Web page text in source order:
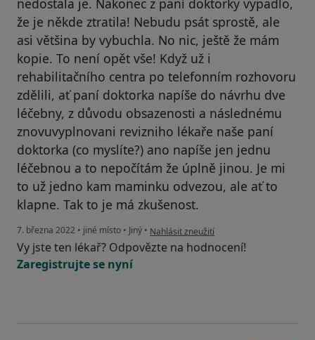
nedostala je. Nakonec z paní doktorky vypadlo,
že je někde ztratila! Nebudu psát sprostě, ale
asi většina by vybuchla. No nic, ještě že mám
kopie. To není opět vše! Když už i
rehabilitačního centra po telefonním rozhovoru
zdělili, ať paní doktorka napíše do návrhu dve
léčebny, z důvodu obsazenosti a následnému
znovuvyplnovani revizniho lékaře naše paní
doktorka (co myslíte?) ano napíše jen jednu
léčebnou a to nepočítám že úplně jinou. Je mi
to už jedno kam maminku odvezou, ale ať to
klapne. Tak to je má zkušenost.
7. března 2022 • jiné místo • Jiný • podle názoru uživatele MJ
Nahlásit zneužití
Vy jste ten lékař? Odpovězte na hodnocení!
Zaregistrujte se nyní